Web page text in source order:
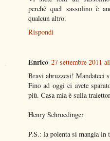
perchè quel sassolino è
qualcun altro.
Rispondi
Enrico 27 settembre 2011
Bravi abruzzesi! Mandateci
Fino ad oggi ci avete
più. Casa mia è sulla
Henry Schroedinger
P.S.: la polenta si mangia in